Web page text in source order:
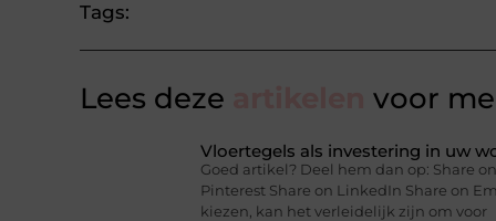
Tags:
Lees deze voor
Vloertegels als investering in uw
Goed artikel? Deel hem dan op: Share
Pinterest Share on LinkedIn Share on
kiezen, kan het verleidelijk zijn om voor